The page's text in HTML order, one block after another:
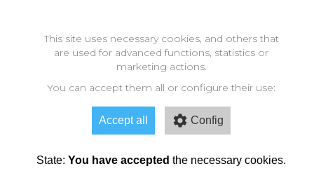
This site uses necessary cookies, and others that
are used for advanced functions, statistics or
marketing actions.
You can accept them all or configure their use:
Accept all Config
State: You have accepted the necessary cookies.
Andalucía